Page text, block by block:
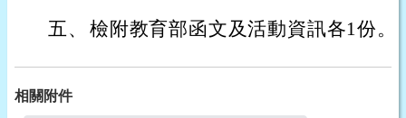
五、 檢附教育部函文及活動資訊各1份。
相關附件